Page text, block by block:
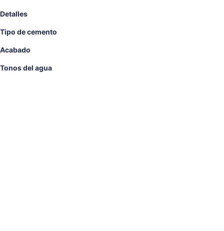
Detalles
Tipo de cemento
Acabado
Tonos del agua